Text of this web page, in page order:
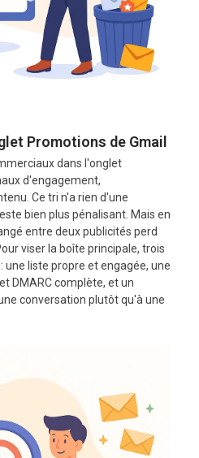
Promotions de Gmail
dans l'onglet
d'engagement,
Ce tri n'a rien d'une
bien plus pénalisant. Mais en
entre deux publicités perd
viser la boîte principale, trois
une liste propre et engagée, une
DMARC complète, et un
conversation plutôt qu'à une